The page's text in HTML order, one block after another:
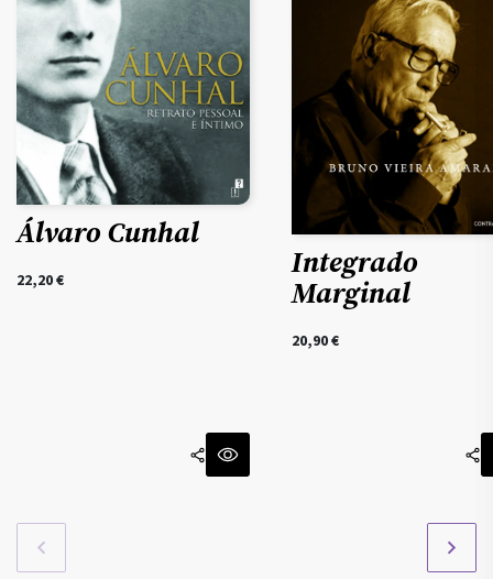
Álvaro Cunhal
22,20€ Integrado
Marginal
20,90€